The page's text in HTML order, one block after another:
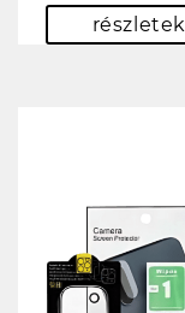
részletek